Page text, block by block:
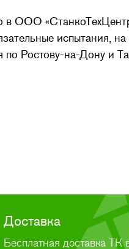
в ООО
испытания, на
по Ростову-на-Дону и
Доставка
Бесплатная доставка ТК